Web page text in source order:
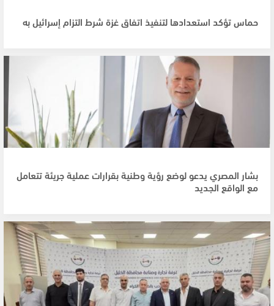
حماس تؤكد استعدادها لتنفيذ اتفاق غزة شرط التزام إسرائيل به
بشار المصري يدعو لوضع رؤية وطنية بقرارات عملية جريئة تتعامل
مع الواقع الجديد